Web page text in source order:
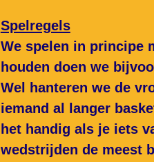
Spelregels
We spelen in principe
houden doen we
Wel hanteren we de
iemand al langer
het handig als je iets
wedstrijden de meest